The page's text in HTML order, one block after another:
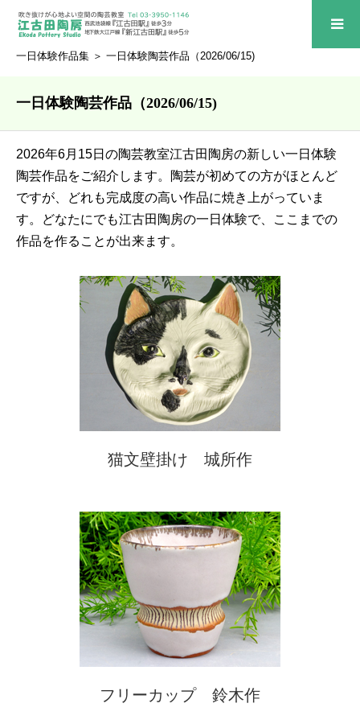
一日体験作品集 ＞ 一日体験陶芸作品（2026/06/15)
一日体験陶芸作品（2026/06/15)
2026年6月15日の陶芸教室江古田陶房の新しい一日体験
陶芸作品をご紹介します。陶芸が初めての方がほとんど
ですが、どれも完成度の高い作品に焼き上がっていま
す。どなたにでも江古田陶房の一日体験で、ここまでの
作品を作ることが出来ます。
猫文壁掛け 城所作
フリーカップ 鈴木作